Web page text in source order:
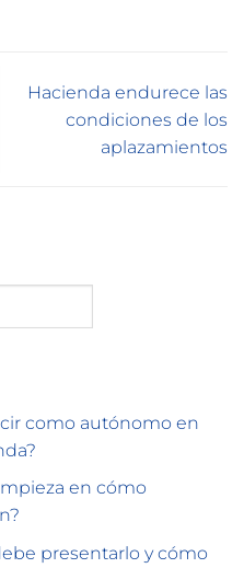
Hacienda endurece las
condiciones de los
aplazamientos
como autónomo en
en cómo
presentarlo y cómo